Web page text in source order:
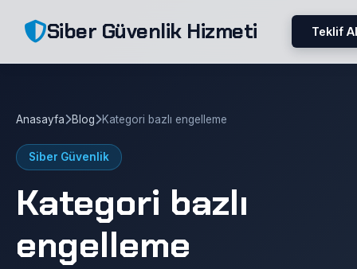
Siber Güvenlik Hizmeti Teklif Al
Anasayfa Blog Kategori bazlı engelleme
Siber Güvenlik
Kategori bazlı
engelleme